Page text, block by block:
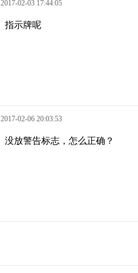
2017-02-03 17:44:05
指示牌呢
2017-02-06 20:03:53
没放警告标志，怎么正确？